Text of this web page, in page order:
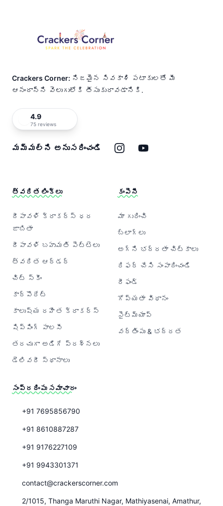
Crackers Corner: నిజమైన సివకాశి పటాకులతో మీ
ఆనందాన్ని వెలుగులోకి తీసుకురావడానికి.
4.9
75 reviews
మమ్మల్ని అనుసరించండి ఇన్‌స్టాగ్రామ్
యూట్యూబ్
త్వరిత లింక్‌లు
దీపావళి క్రాకర్‌స్ ధర
జాబితా
దీపావళి బహుమతి పెట్టెలు
త్వరిత ఆర్డర్
చిట్ స్కీం
కార్పొరేట్
కాలుష్య రహిత క్రాకర్‌స్
షిప్పింగ్ పాలసీ
తరచుగా అడిగే ప్రశ్నలు
డెలివరీ స్థానాలు
కంపెనీ
మా గురించి
బ్లాగ్‌లు
అగ్ని భద్రతా చిట్కాలు
రిఫర్ చేసి సంపాదించండి
రీఫండ్
గోప్యతా విధానం
సైట్‌మ్యాప్
వర్తింపు & భద్రత
సంప్రదింపు సమాచారం
+91 7695856790
+91 8610887287
+91 9176227109
+91 9943301371
contact@crackerscorner.com
2/1015, Thanga Maruthi Nagar, Mathiyasenai, Amathur,